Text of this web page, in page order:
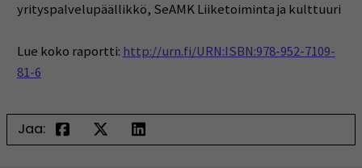
yrityspalvelupäällikkö, SeAMK Liiketoiminta ja kulttuuri
Lue koko raportti: http://urn.fi/URN:ISBN:978-952-7109-
81-6
Jaa: